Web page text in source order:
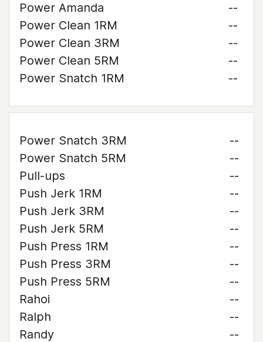
Power Amanda
--
Power Clean 1RM
--
Power Clean 3RM
--
Power Clean 5RM
--
Power Snatch 1RM
--
Power Snatch 3RM
--
Power Snatch 5RM
--
Pull-ups
--
Push Jerk 1RM
--
Push Jerk 3RM
--
Push Jerk 5RM
--
Push Press 1RM
--
Push Press 3RM
--
Push Press 5RM
--
Rahoi
--
Ralph
--
Randy
--